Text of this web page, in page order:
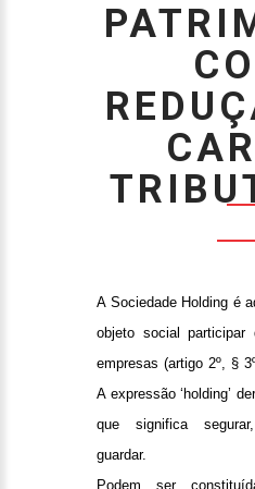
A Sociedade Holding é
objeto social
empresas (artigo 2º, §
A expressão ‘holding’
que significa
guardar.
Podem ser